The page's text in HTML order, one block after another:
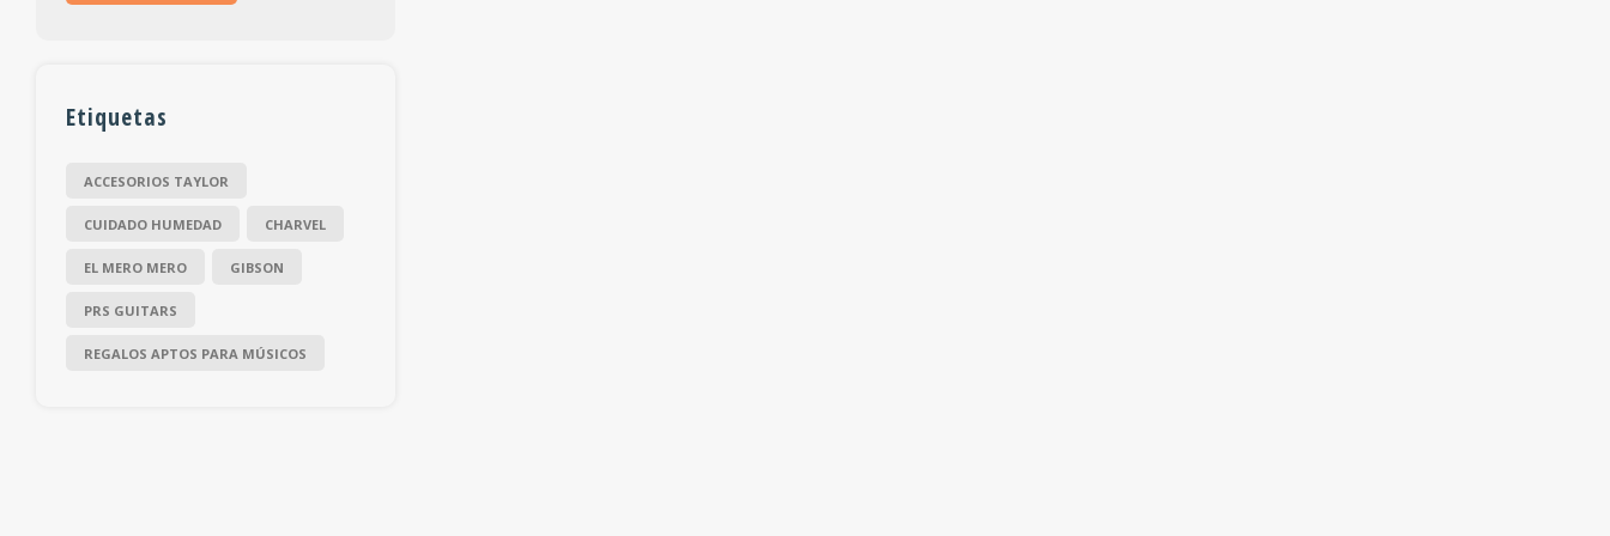
Etiquetas
ACCESORIOS TAYLOR
CUIDADO HUMEDAD CHARVEL
EL MERO MERO GIBSON
PRS GUITARS
REGALOS APTOS PARA MÚSICOS